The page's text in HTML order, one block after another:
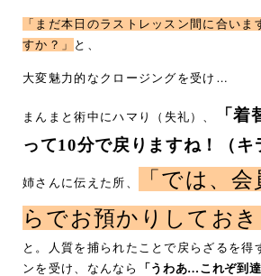
「まだ本日のラストレッスン間に合いま
すか？」 と、
大変魅力的なクロージングを受け…
まんまと術中にハマり（失礼）、 「
って10分で戻りますね！（キ
姉さんに伝えた所、 「では、
らでお預かりしておき
と。人質を捕られたことで戻らざるを得
ンを受け、なんなら 「うわあ…これぞ到